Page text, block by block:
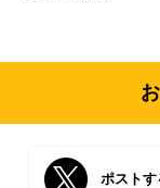
ポストす